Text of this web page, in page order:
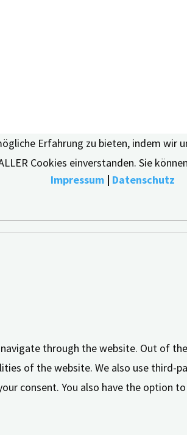
Impressum | Datenschutz
Erfahrung zu bieten, indem wir
Cookies einverstanden. Sie
through the website. Out of
of the website. We also use third-
consent. You also have the